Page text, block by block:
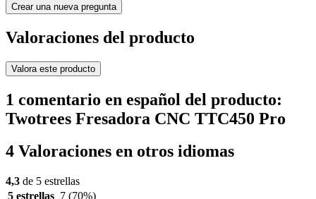
Crear una nueva pregunta
Valoraciones del producto
Valora este producto
1 comentario en español del producto:
Twotrees Fresadora CNC TTC450 Pro
4 Valoraciones en otros idiomas
4,3 de 5 estrellas
5 estrellas 7 (70%)